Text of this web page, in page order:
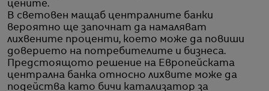
цените.
В световен мащаб централните банки
вероятно ще започнат да намаляват
лихвените проценти, което може да повиши
доверието на потребителите и бизнеса.
Предстоящото решение на Европейската
централна банка относно лихвите може да
подейства като бичи катализатор за